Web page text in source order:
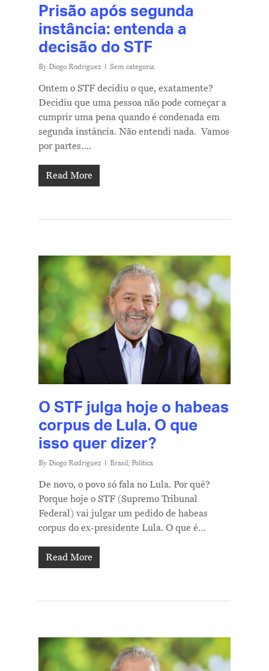
Prisão após segunda
instância: entenda a
decisão do STF
By Diogo Rodriguez Sem categoria
Ontem o STF decidiu o que, exatamente?
Decidiu que uma pessoa não pode começar a
cumprir uma pena quando é condenada em
segunda instância. Não entendi nada. Vamos
por partes….
Read More
O STF julga hoje o habeas
corpus de Lula. O que
isso quer dizer?
By Diogo Rodriguez Brasil Política
De novo, o povo só fala no Lula. Por quê?
Porque hoje o STF (Supremo Tribunal
Federal) vai julgar um pedido de habeas
corpus do ex-presidente Lula. O que é…
Read More